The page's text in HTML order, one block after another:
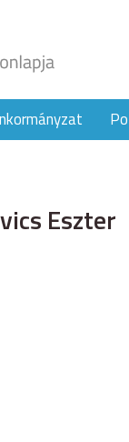
Eszter